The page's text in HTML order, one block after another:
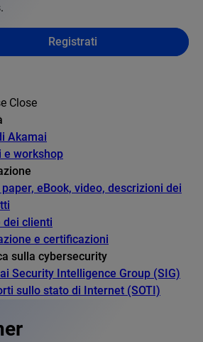
Registrati
Close
Akamai
e workshop
eBook, video, descrizioni dei
dei clienti
e certificazioni
sulla cybersecurity
Security Intelligence Group (SIG)
sullo stato di Internet (SOTI)